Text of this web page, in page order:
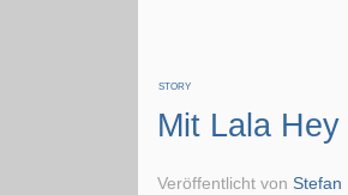
STORY
Mit Lala
Veröffentlicht vonStefan